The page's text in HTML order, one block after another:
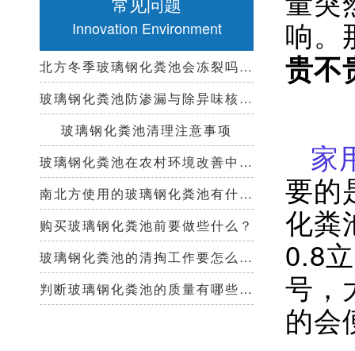
Innovation Environment
北方冬季玻璃钢化粪池会冻裂吗？需要保温措施吗？
玻璃钢化粪池防渗漏与除异味核心技术指南
玻璃钢化粪池清理注意事项
玻璃钢化粪池在农村环境改善中起到哪些作用？
南北方使用的玻璃钢化粪池有什么区别？
购买玻璃钢化粪池前要做些什么？
玻璃钢化粪池的清掏工作要怎么做？
判断玻璃钢化粪池的质量有哪些好办法？
响。
贵不